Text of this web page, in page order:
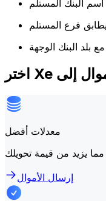
معدلات أفضل
إرسال الأموال